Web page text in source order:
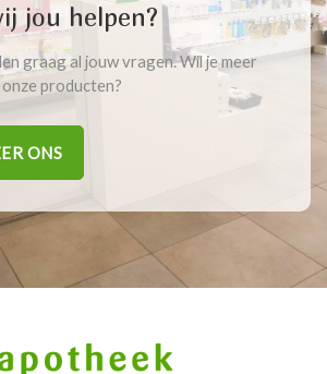
jou helpen?
graag al jouw vragen. Wil je meer
producten?
ONS